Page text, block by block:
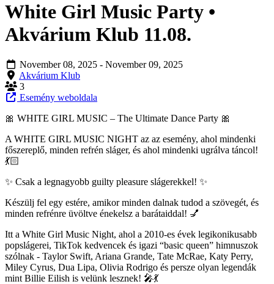
White Girl Music Party •
Akvárium Klub 11.08.
November 08, 2025 - November 09, 2025
Akvárium Klub
3
Esemény weboldala
🎀 WHITE GIRL MUSIC – The Ultimate Dance Party 🎀
A WHITE GIRL MUSIC NIGHT az az esemény, ahol mindenki
főszereplő, minden refrén sláger, és ahol mindenki ugrálva táncol!
💃🏻
✨ Csak a legnagyobb guilty pleasure slágerekkel! ✨
Készülj fel egy estére, amikor minden dalnak tudod a szövegét, és
minden refrénre üvöltve énekelsz a barátaiddal! 💅
Itt a White Girl Music Night, ahol a 2010-es évek legikonikusabb
popslágerei, TikTok kedvencek és igazi “basic queen” himnuszok
szólnak - Taylor Swift, Ariana Grande, Tate McRae, Katy Perry,
Miley Cyrus, Dua Lipa, Olivia Rodrigo és persze olyan legendák
mint Billie Eilish is velünk lesznek! 🎤💃